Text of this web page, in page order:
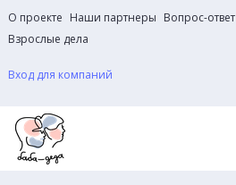
О проекте Наши партнеры Вопрос-ответ
Взрослые дела
Вход для компаний